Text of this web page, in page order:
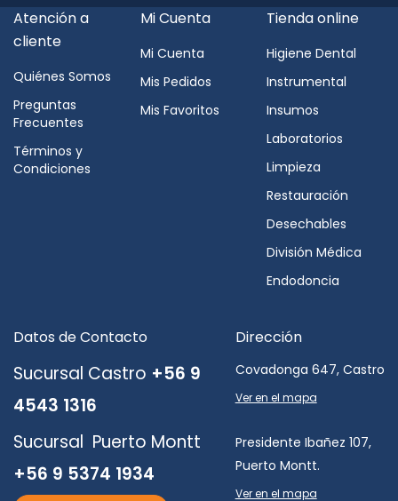
Atención a
cliente
Quiénes Somos
Preguntas
Frecuentes
Términos y
Condiciones
Mi Cuenta
Mi Cuenta
Mis Pedidos
Mis Favoritos
Tienda online
Higiene Dental
Instrumental
Insumos
Laboratorios
Limpieza
Restauración
Desechables
División Médica
Endodoncia
Datos de Contacto
Sucursal Castro +56 9
4543 1316
Sucursal Puerto Montt
+56 9 5374 1934
Dirección
Covadonga 647, Castro
Ver en el mapa
Presidente Ibañez 107,
Puerto Montt.
Ver en el mapa